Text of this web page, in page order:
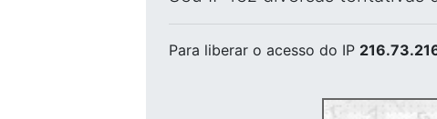
Para liberar o acesso do IP